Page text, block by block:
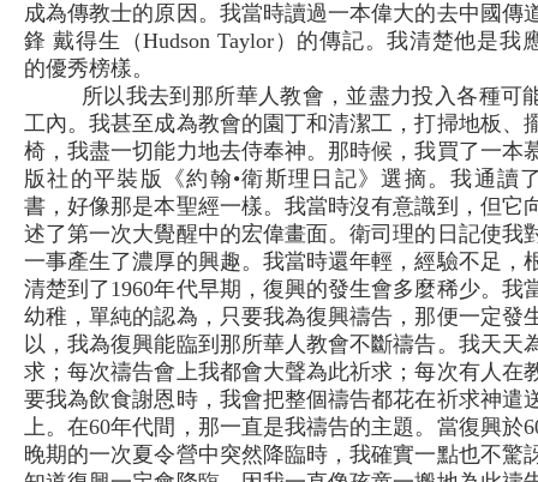
成為傳教士的原因。我當時讀過一本偉大的去中國傳
鋒 戴得生（Hudson Taylor）的傳記。我清楚他是我
的優秀榜樣。
所以我去到那所華人教會，並盡力投入各種可
工內。我甚至成為教會的園丁和清潔工，打掃地板、
椅，我盡一切能力地去侍奉神。那時候，我買了一本
版社的平裝版《約翰•衛斯理日記》選摘。我通讀
書，好像那是本聖經一樣。我當時沒有意識到，但它
述了第一次大覺醒中的宏偉畫面。衛司理的日記使我
一事產生了濃厚的興趣。我當時還年輕，經驗不足，
清楚到了1960年代早期，復興的發生會多麼稀少。我
幼稚，單純的認為，只要我為復興禱告，那便一定發
以，我為復興能臨到那所華人教會不斷禱告。我天天
求；每次禱告會上我都會大聲為此祈求；每次有人在
要我為飲食謝恩時，我會把整個禱告都花在祈求神遣
上。在60年代間，那一直是我禱告的主題。當復興於
晚期的一次夏令營中突然降臨時，我確實一點也不驚